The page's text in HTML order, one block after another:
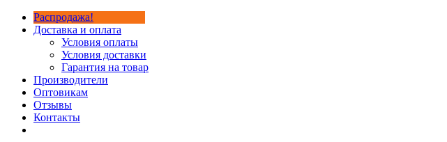
Распродажа!
Доставка и оплата
Условия оплаты
Условия доставки
Гарантия на товар
Производители
Оптовикам
Отзывы
Контакты